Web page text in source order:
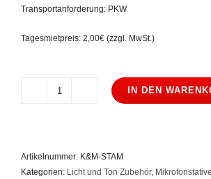
Transportanforderung: PKW
Tagesmietpreis: 2,00€ (zzgl. MwSt.)
K&M
IN DEN
Artikelnummer: K&M-STAM
Kategorien: Licht und Ton Zubehör, Mikrofonstative